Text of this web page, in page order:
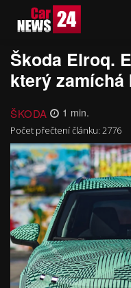
Škoda Elroq.
který zamíchá
ŠKODA 1 min.
Počet přečtení článku: 2776